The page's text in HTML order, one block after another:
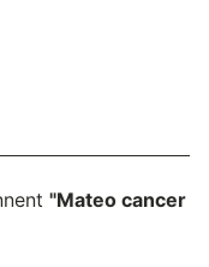
"Mateo cancer